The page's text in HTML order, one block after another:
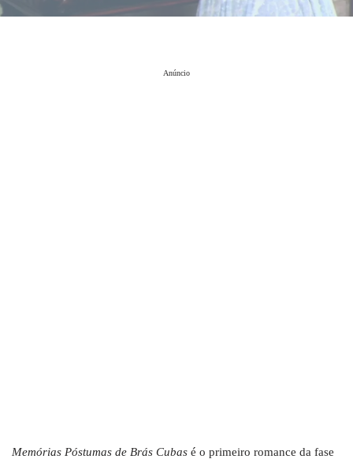
Anúncio
Memórias Póstumas de Brás Cubas é o primeiro romance da fase